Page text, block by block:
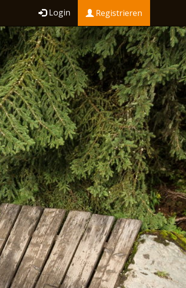
Login Registrieren